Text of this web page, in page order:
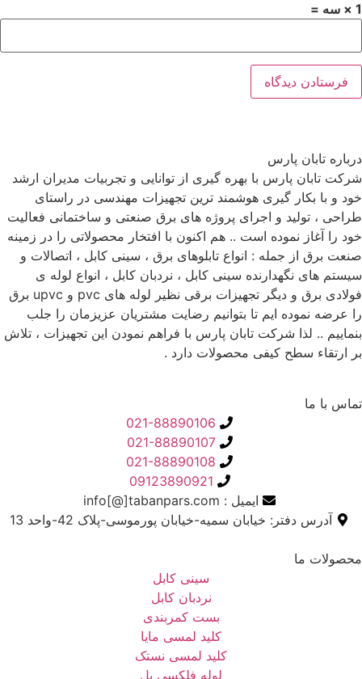
1 × سه =
درباره تابان پارس
شرکت تابان پارس با بهره گیری از توانایی و تجربیات مدیران ارشد
خود و با بکار گیری هوشمند ترین تجهیزات مهندسی در راستای
طراحی ، تولید و اجرای پروژه های برق صنعتی و ساختمانی فعالیت
خود را آغاز نموده است .. هم اکنون با افتخار محصولاتی را در زمینه
صنعت برق از جمله : انواع تابلوهای برق ، سینی کابل ، اتصالات و
سیستم های نگهدارنده سینی کابل ، نردبان کابل ، انواع لوله ی
فولادی برق و دیگر تجهیزات برقی نظیر لوله های pvc و upvc برق
را عرضه نموده ایم تا بتوانیم رضایت مشتریان عزیزمان را جلب
بنماییم .. لذا شرکت تابان پارس با فراهم نمودن این تجهیزات ، تلاش
بر ارتقاء سطح کیفی محصولات دارد .
تماس با ما
021-88890106
021-88890107
021-88890108
09123890921
ایمیل : info[@]tabanpars.com
آدرس دفتر: خیابان سمیه-خیابان پورموسی-پلاک 42-واحد 13
محصولات ما
سینی کابل
نردبان کابل
بست کمربندی
کلید لمسی مایا
کلید لمسی نستک
لوله فلکسی بل